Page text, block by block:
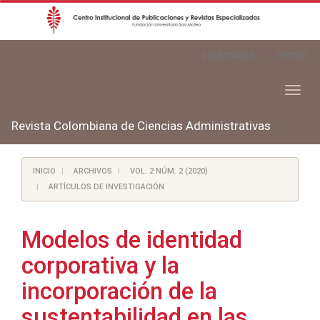
Toggle
Revista Colombiana de Ciencias Administrativas
INICIO ARCHIVOS
VOL. 2 NÚM. 2 (2020)
ARTÍCULOS DE INVESTIGACIÓN
Modelos de identidad
corporativa y la
incorporación de la